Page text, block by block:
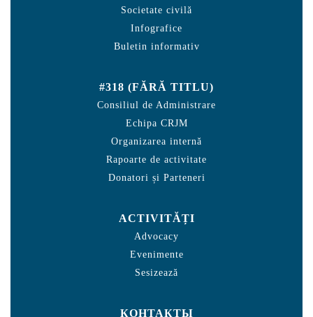
Societate civilă
Infografice
Buletin informativ
#318 (FĂRĂ TITLU)
Consiliul de Administrare
Echipa CRJM
Organizarea internă
Rapoarte de activitate
Donatori și Parteneri
ACTIVITĂȚI
Advocacy
Evenimente
Sesizează
КОНТАКТЫ